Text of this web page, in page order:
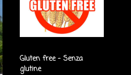
Gluten free - Senza
glutine